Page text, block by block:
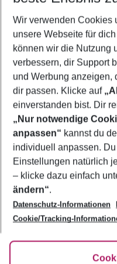
2 Erwachsene Keine
Mehr
Footer
Footer navigation
Über uns
AGB
Bestpreisgarantie
Cookie-Einstellungen
Cookie-Richtlinie
Agenturbetreuung
Barrierefreies Reisen
FAQ
HanseMerkur
Folge uns
Wir verwenden Cookies
unsere Webseite für
können wir die Nutzung
verbessern, dir Support
und Werbung anzeigen,
dir passen. Klicke auf
einverstanden bist. Dir
„Nur notwendige
anpassen“ kannst du
individuell anpassen.
Einstellungen natürlich
– klicke dazu einfach
ändern“.
Datenschutz-Informationen
Cookie/Tracking-